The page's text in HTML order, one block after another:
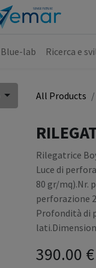
Blue-lab Ricerca e
All Products
Rilegatrice
Luce di
80 gr/mq).Nr.
perforazione
Profondità di
390.00 €